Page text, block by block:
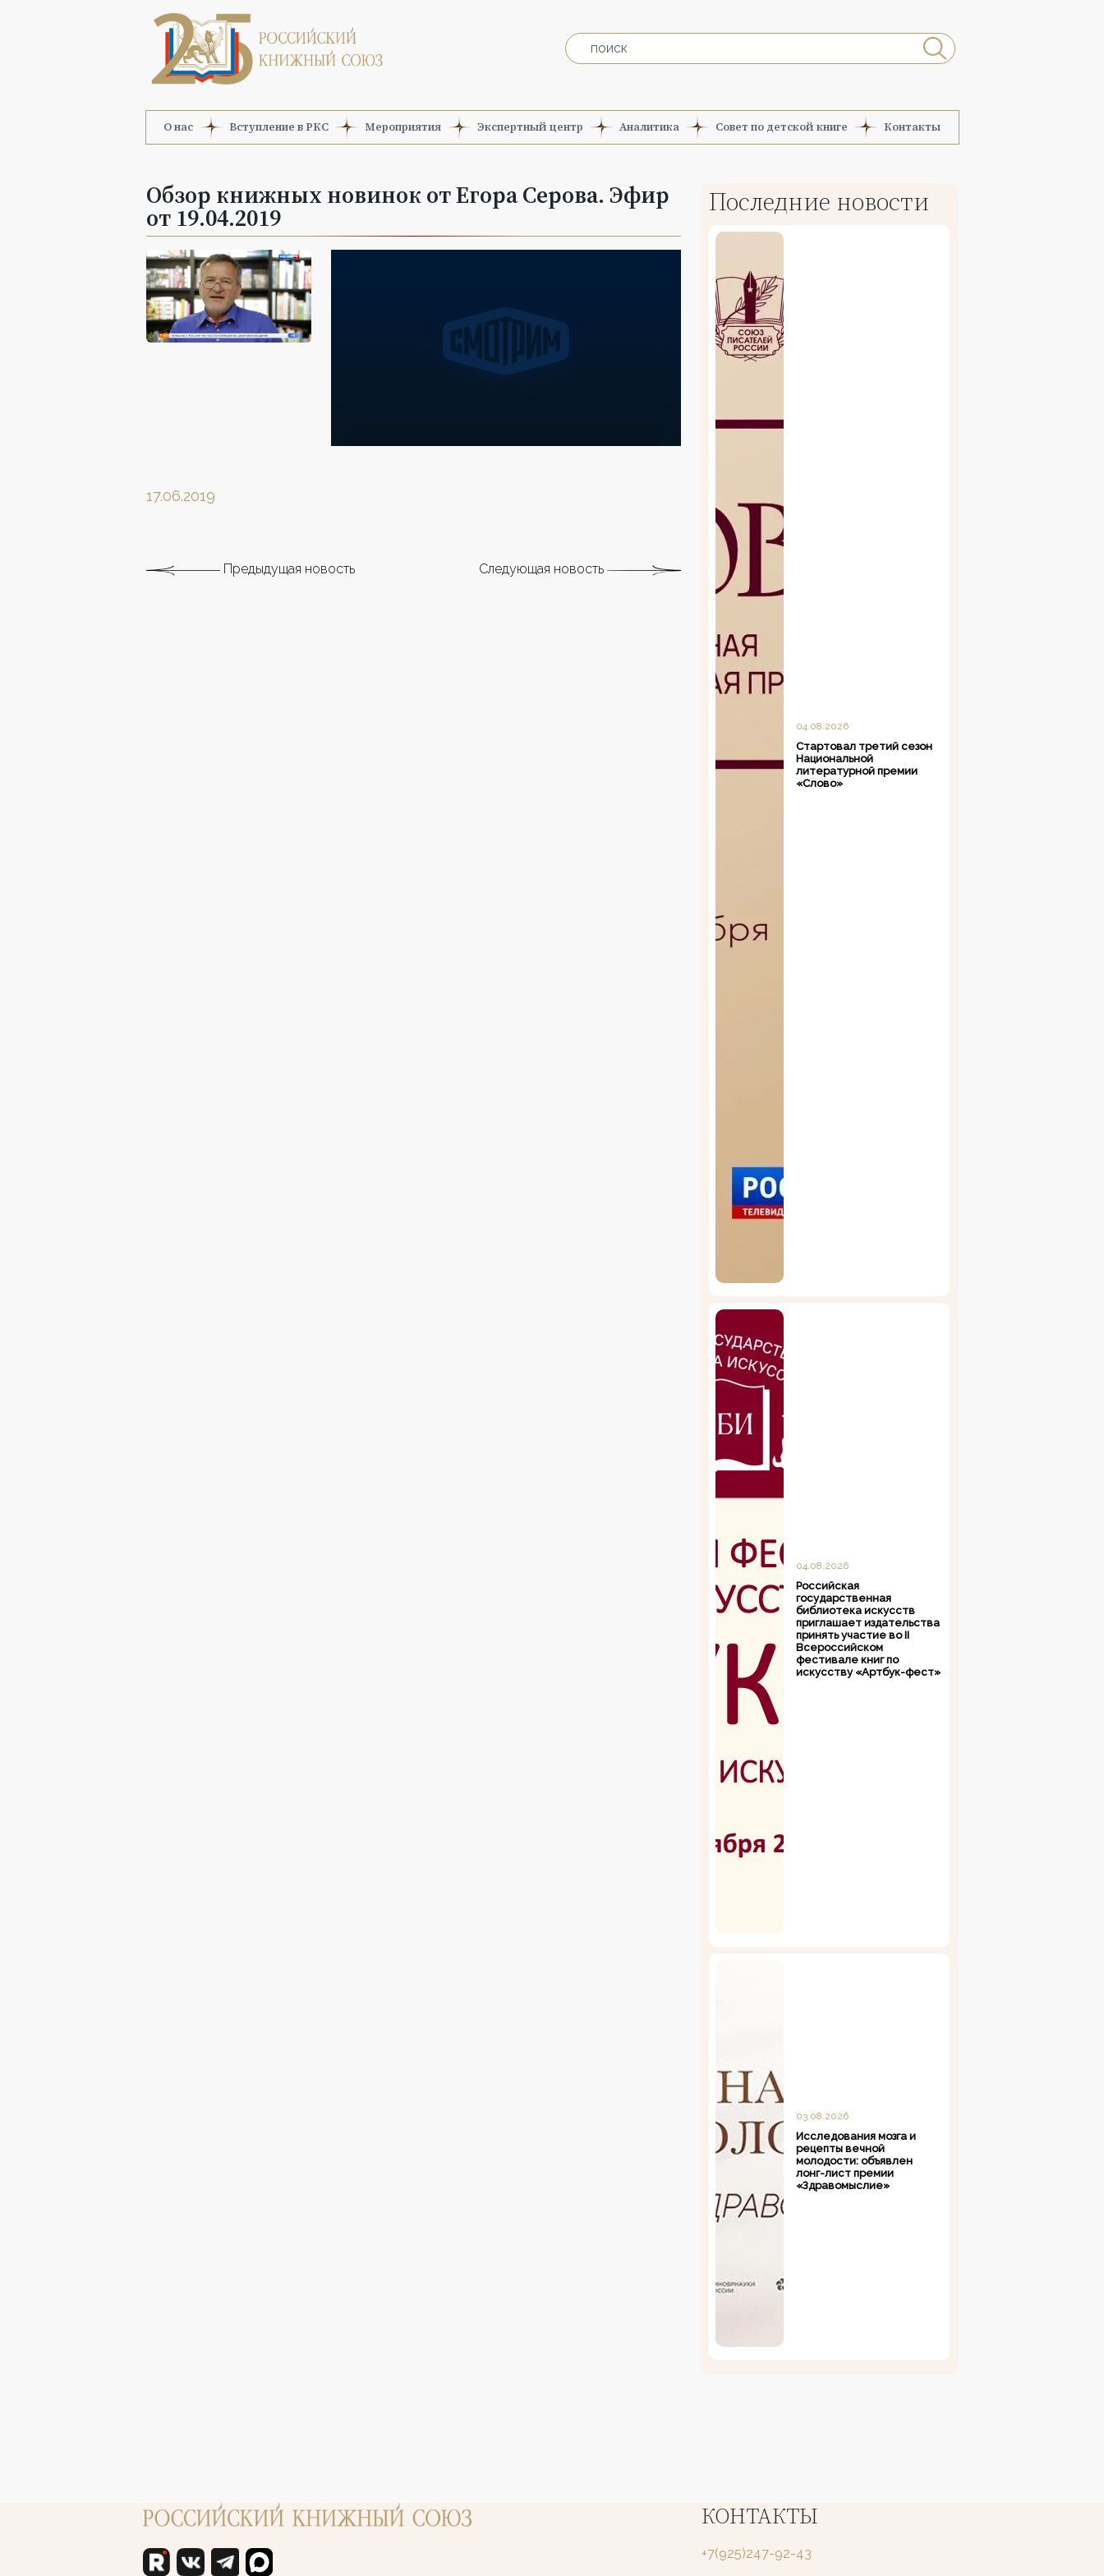
О нас Вступление в РКС Мероприятия Экспертный центр Аналитика Совет по детской книге Контакты
Обзор книжных новинок от Егора Серова. Эфир
от 19.04.2019
17.06.2019
Предыдущая новость Следующая новость
Последние новости
04.08.2026
Стартовал третий сезон
Национальной
литературной премии
«Слово»
04.08.2026
Российская
государственная
библиотека искусств
приглашает издательства
принять участие во II
Всероссийском
фестивале книг по
искусству «Артбук-фест»
03.08.2026
Исследования мозга и
рецепты вечной
молодости: объявлен
лонг-лист премии
«Здравомыслие»
КОНТАКТЫ
+7(925)247-92-43